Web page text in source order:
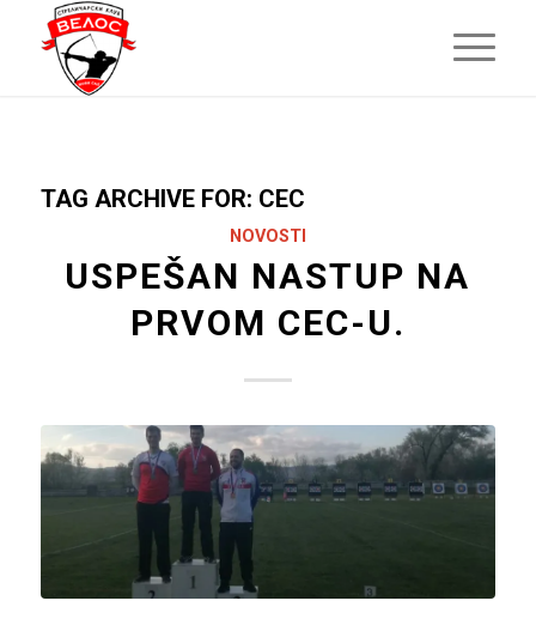
TAG ARCHIVE FOR: CEC
NOVOSTI
USPEŠAN NASTUP NA
PRVOM CEC-U.